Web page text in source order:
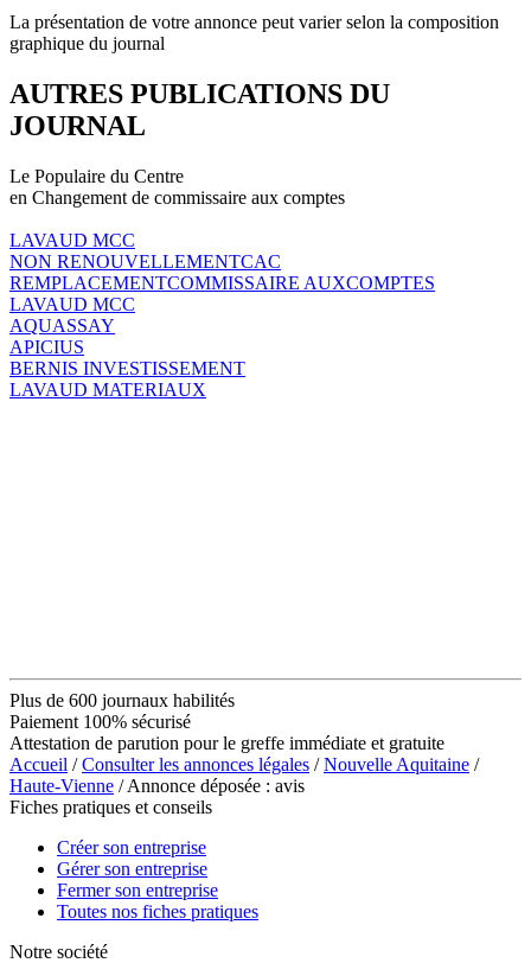
La présentation de votre annonce peut varier selon la composition
graphique du journal
AUTRES PUBLICATIONS DU
JOURNAL
Le Populaire du Centre
en Changement de commissaire aux comptes
LAVAUD MCC
NON RENOUVELLEMENTCAC
REMPLACEMENTCOMMISSAIRE AUXCOMPTES
LAVAUD MCC
AQUASSAY
APICIUS
BERNIS INVESTISSEMENT
LAVAUD MATERIAUX
Plus de 600 journaux habilités
Paiement 100% sécurisé
Attestation de parution pour le greffe immédiate et gratuite
Accueil /Consulter les annonces légales /Nouvelle Aquitaine /
Haute-Vienne / Annonce déposée : avis
Fiches pratiques et conseils
Créer son entreprise
Gérer son entreprise
Fermer son entreprise
Toutes nos fiches pratiques
Notre société